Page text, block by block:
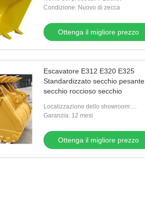
Condizione: Nuovo di zecca
Ottenga il migliore prezzo
Escavatore E312 E320 E325
Standardizzato secchio pesante
secchio roccioso secchio
Localizzazione dello showroom:
Nessuna
Garanzia: 12 mesi
Ottenga il migliore prezzo